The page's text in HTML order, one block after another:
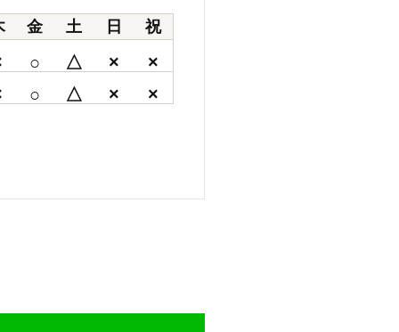
金 土 日 祝
○ △ ×
×
○ △ × ×